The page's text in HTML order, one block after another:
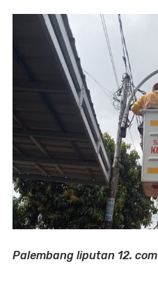
Palembang liputan 12. com